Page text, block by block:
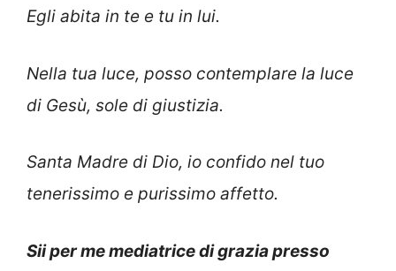
Egli abita in te e tu in lui.
Nella tua luce, posso contemplare la luce
di Gesù, sole di giustizia.
Santa Madre di Dio, io confido nel tuo
tenerissimo e purissimo affetto.
Sii per me mediatrice di grazia presso